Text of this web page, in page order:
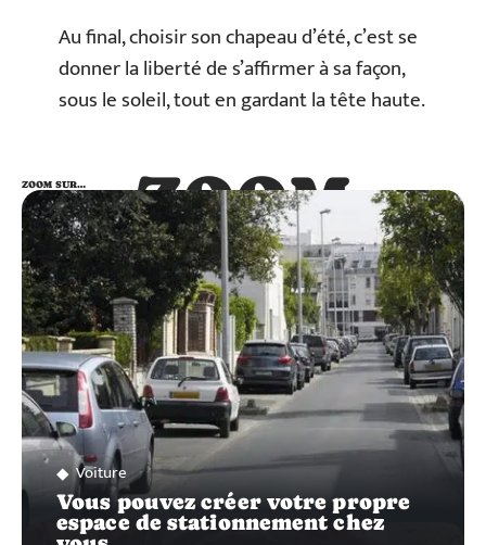
Au final, choisir son chapeau d’été, c’est se
donner la liberté de s’affirmer à sa façon,
sous le soleil, tout en gardant la tête haute.
ZOOM
SUR…
ZOOM SUR…
Voiture
Vous pouvez créer votre propre
espace de stationnement chez